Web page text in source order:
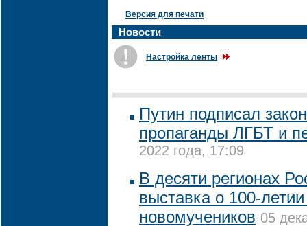
Версия для печати
Новости
Настройка ленты
Путин подписал
пропаганды ЛГБТ и
2022 года, 17:09
В десяти регионах
выставка о 100-
новомучеников 05